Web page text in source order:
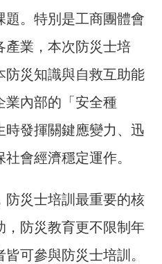
題。特別是工商團體會
產業，本次防災士培
防災知識與自救互助能
業內部的「安全種
時發揮關鍵應變力、迅
會經濟穩定運作。
防災士培訓最重要的核
，防災教育更不限制年
可參與防災士培訓。